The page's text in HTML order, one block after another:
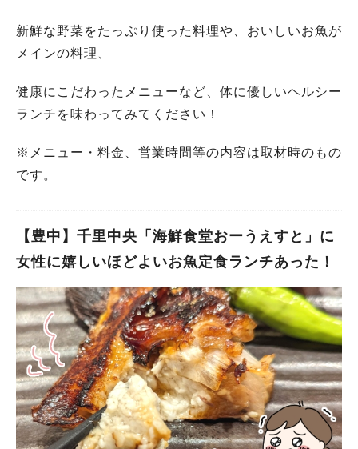
新鮮な野菜をたっぷり使った料理や、おいしいお魚が
メインの料理、
健康にこだわったメニューなど、体に優しいヘルシー
ランチを味わってみてください！
※メニュー・料金、営業時間等の内容は取材時のもの
です。
【豊中】千里中央「海鮮食堂おーうえすと」に
女性に嬉しいほどよいお魚定食ランチあった！